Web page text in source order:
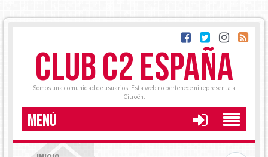
CLUB C2 ESPAÑA
Somos una comunidad de usuarios. Esta web no pertenece ni representa a
Citroën.
MENÚ